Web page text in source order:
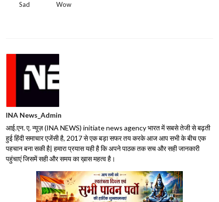
Sad Wow
INA News_Admin
आई.एन. ए. न्यूज़ (INA NEWS) initiate news agency भारत में सबसे तेजी से बढ़ती
हुई हिंदी समाचार एजेंसी है, 2017 से एक बड़ा सफर तय करके आज आप सभी के बीच एक
पहचान बना सकी है| हमारा प्रयास यही है कि अपने पाठक तक सच और सही जानकारी
पहुंचाएं जिसमें सही और समय का ख़ास महत्व है।